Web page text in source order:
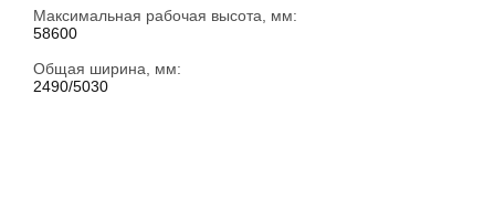
Максимальная рабочая высота, мм:
58600
Общая ширина, мм:
2490/5030